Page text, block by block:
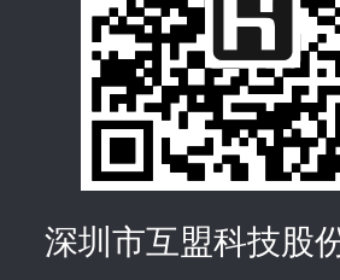
深圳市互盟科技股